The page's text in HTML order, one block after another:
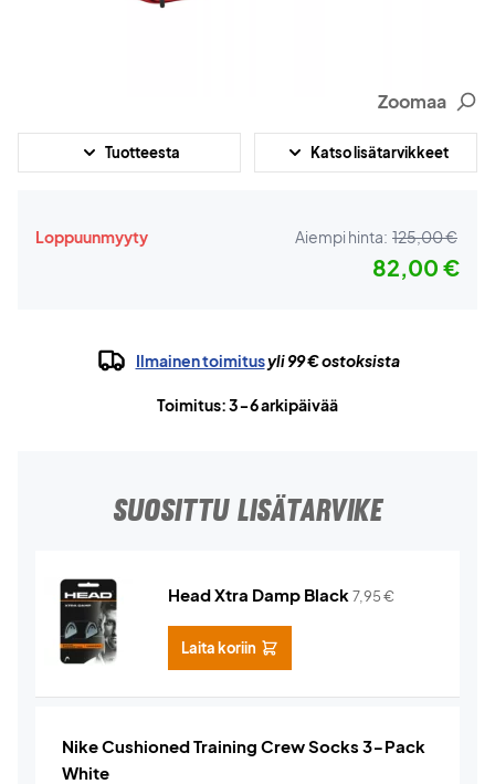
Zoomaa
Tuotteesta Katso lisätarvikkeet
Loppuunmyyty Aiempi hinta: 125,00 €
82,00 €
Ilmainen toimitusyli 99 € ostoksista
Toimitus: 3-6 arkipäivää
SUOSITTU LISÄTARVIKE
Head Xtra Damp Black7,95€
Laita koriin
Nike Cushioned Training Crew Socks 3-Pack
White